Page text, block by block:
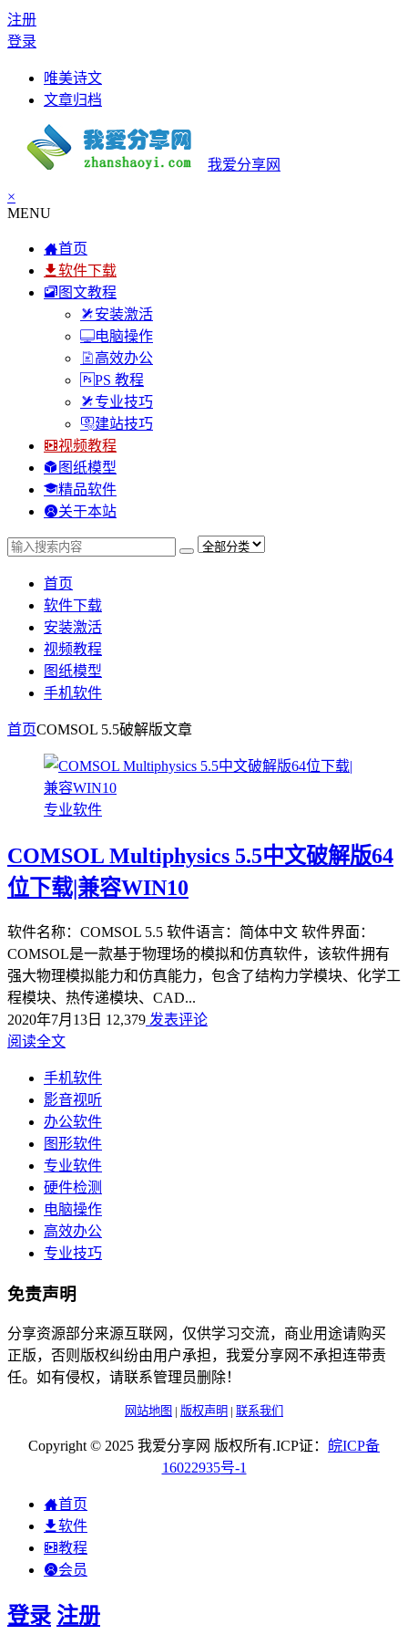
注册
登录
唯美诗文
文章归档
我爱分享网
×
MENU
首页
软件下载
图文教程
安装激活
电脑操作
高效办公
PS 教程
专业技巧
建站技巧
视频教程
图纸模型
精品软件
关于本站
首页
软件下载
安装激活
视频教程
图纸模型
手机软件
首页COMSOL 5.5破解版文章
专业软件
COMSOL Multiphysics 5.5中文破解版64
位下载|兼容WIN10
软件名称：COMSOL 5.5 软件语言：简体中文 软件界面：
COMSOL是一款基于物理场的模拟和仿真软件，该软件拥有
强大物理模拟能力和仿真能力，包含了结构力学模块、化学工
程模块、热传递模块、CAD...
2020年7月13日 12,379 发表评论
阅读全文
手机软件
影音视听
办公软件
图形软件
专业软件
硬件检测
电脑操作
高效办公
专业技巧
免责声明
分享资源部分来源互联网，仅供学习交流，商业用途请购买
正版，否则版权纠纷由用户承担，我爱分享网不承担连带责
任。如有侵权，请联系管理员删除！
网站地图 | 版权声明 | 联系我们
Copyright © 2025 我爱分享网 版权所有.ICP证： 皖ICP备
16022935号-1
首页
软件
教程
会员
登录 注册